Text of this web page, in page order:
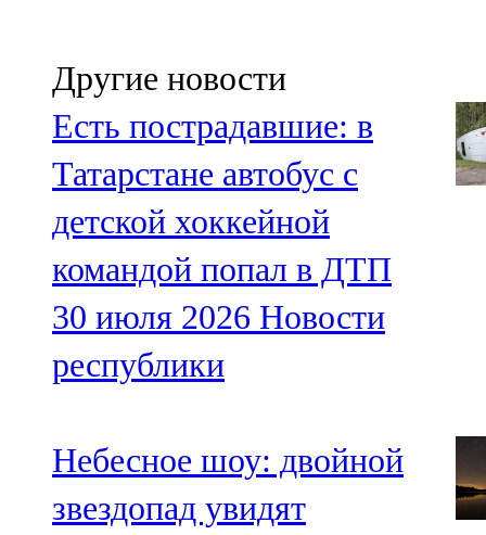
Другие новости
Есть пострадавшие: в
Татарстане автобус с
детской хоккейной
командой попал в ДТП
30 июля 2026 Новости
республики
Небесное шоу: двойной
звездопад увидят